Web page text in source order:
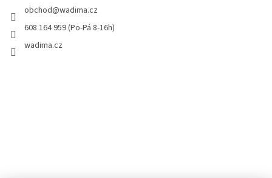
obchod@wadima.cz
608 164 959 (Po-Pá 8-16h)
wadima.cz